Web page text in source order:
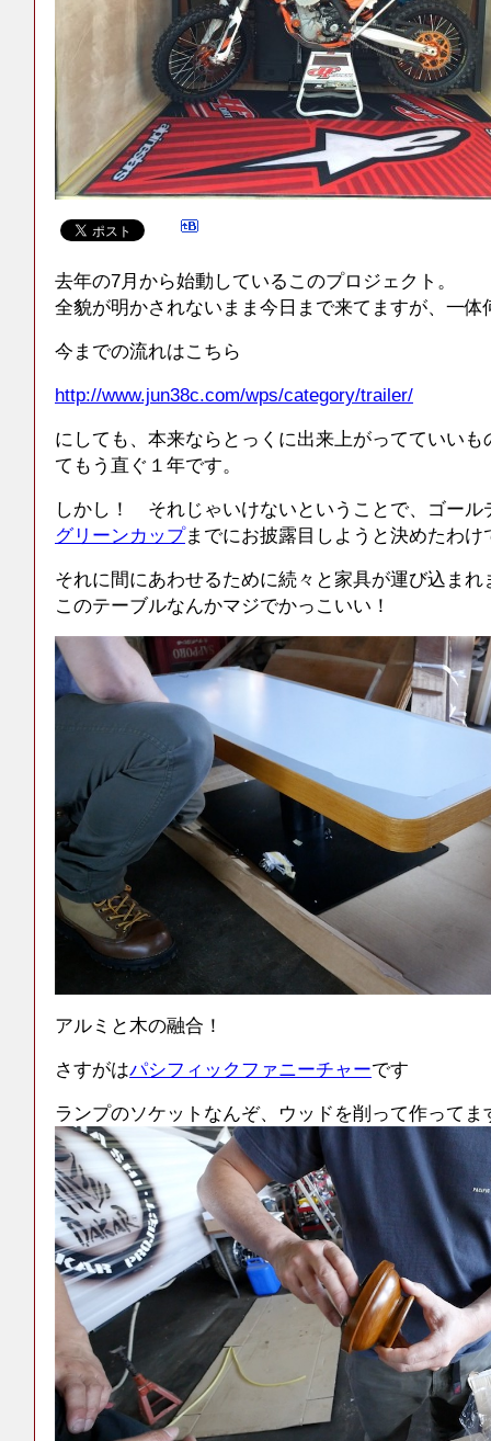
去年の7月から始動しているこのプロジェクト。
全貌が明かされないまま今日まで来てますが、一
今までの流れはこちら
http://www.jun38c.com/wps/category/trailer/
にしても、本来ならとっくに出来上がってていい
てもう直ぐ１年です。
しかし！ それじゃいけないということで、ゴール
グリーンカップまでにお披露目しようと決めたわけ
それに間にあわせるために続々と家具が運び込まれ
このテーブルなんかマジでかっこいい！
アルミと木の融合！
さすがはパシフィックファニーチャーです
ランプのソケットなんぞ、ウッドを削って作って